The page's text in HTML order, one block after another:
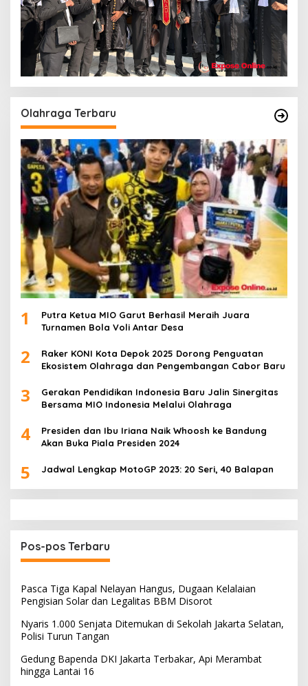
Olahraga Terbaru
1
Putra Ketua MIO Garut Berhasil Meraih Juara
Turnamen Bola Voli Antar Desa
2
Raker KONI Kota Depok 2025 Dorong Penguatan
Ekosistem Olahraga dan Pengembangan Cabor Baru
3
Gerakan Pendidikan Indonesia Baru Jalin Sinergitas
Bersama MIO Indonesia Melalui Olahraga
4
Presiden dan Ibu Iriana Naik Whoosh ke Bandung
Akan Buka Piala Presiden 2024
5 Jadwal Lengkap MotoGP 2023: 20 Seri, 40 Balapan
Pos-pos Terbaru
Pasca Tiga Kapal Nelayan Hangus, Dugaan Kelalaian
Pengisian Solar dan Legalitas BBM Disorot
Nyaris 1.000 Senjata Ditemukan di Sekolah Jakarta Selatan,
Polisi Turun Tangan
Gedung Bapenda DKI Jakarta Terbakar, Api Merambat
hingga Lantai 16